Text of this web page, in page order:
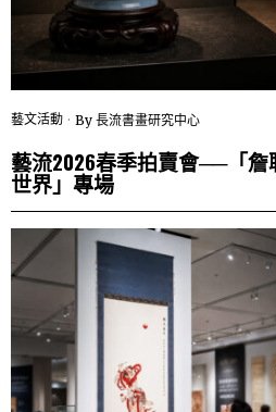
藝文活動 By 長流書畫研究中心
藝流2026春季拍賣會──「
世界」專場